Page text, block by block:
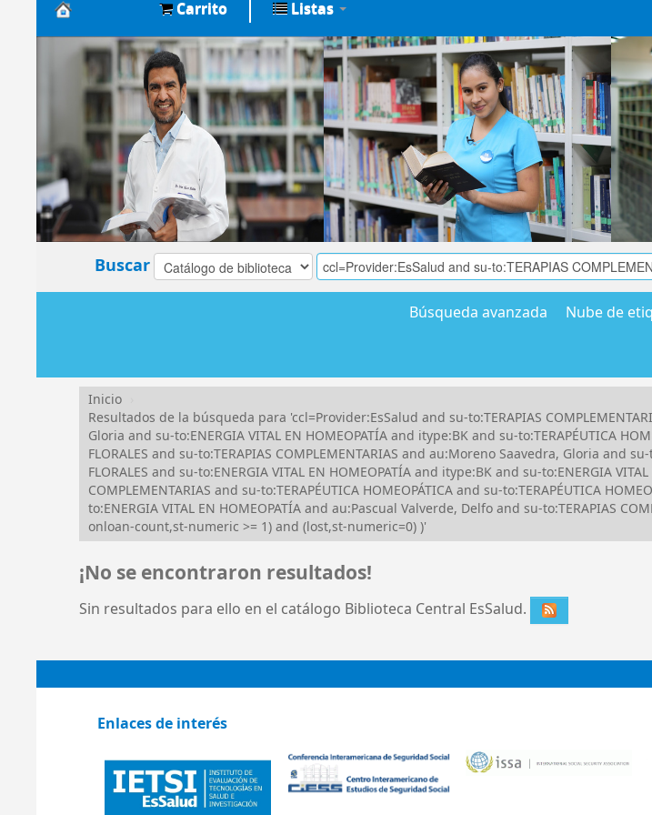
Biblioteca
Central
EsSalud
Carrito Listas
Buscar
Búsqueda avanzada Nube de
Inicio
Resultados de la búsqueda para 'ccl=Provider:EsSalud and su-to:TERAPIAS
Gloria and su-to:ENERGIA VITAL EN HOMEOPATÍA and itype:BK and su-to:TERAPÉUTICA
FLORALES and su-to:TERAPIAS COMPLEMENTARIAS and au:Moreno Saavedra, Gloria and
FLORALES and su-to:ENERGIA VITAL EN HOMEOPATÍA and itype:BK and su-to:ENERGIA
COMPLEMENTARIAS and su-to:TERAPÉUTICA HOMEOPÁTICA and su-to:TERAPÉUTICA
to:ENERGIA VITAL EN HOMEOPATÍA and au:Pascual Valverde, Delfo and su-to:TERAPIAS
onloan-count,st-numeric >= 1) and (lost,st-numeric=0) )'
¡No se encontraron resultados!
Sin resultados para ello en el catálogo Biblioteca Central EsSalud.
Enlaces de interés